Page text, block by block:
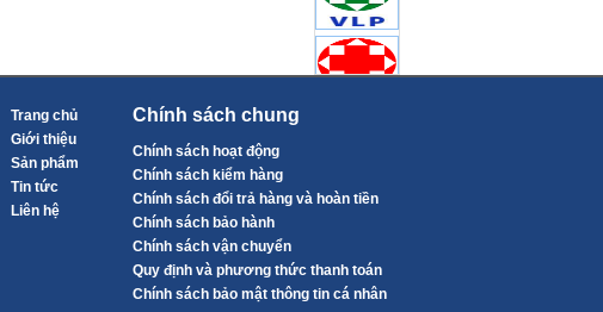
Trang chủ
Giới thiệu
Sản phẩm
Tin tức
Liên hệ
Chính sách chung
Chính sách hoạt động
Chính sách kiểm hàng
Chính sách đổi trả hàng và hoàn tiền
Chính sách bảo hành
Chính sách vận chuyển
Quy định và phương thức thanh toán
Chính sách bảo mật thông tin cá nhân